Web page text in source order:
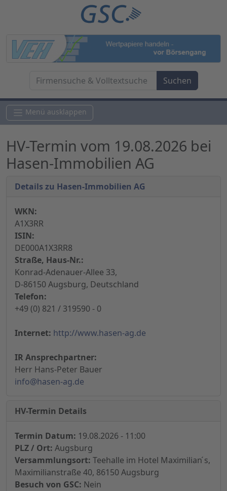
Menü ausklappen
HV-Termin vom 19.08.2026 bei
Hasen-Immobilien AG
Details zu Hasen-Immobilien AG
WKN:
A1X3RR
ISIN:
DE000A1X3RR8
Straße, Haus-Nr.:
Konrad-Adenauer-Allee 33,
D-86150 Augsburg, Deutschland
Telefon:
+49 (0) 821 / 319590 - 0
Internet: http://www.hasen-ag.de
IR Ansprechpartner:
Herr Hans-Peter Bauer
info@hasen-ag.de
HV-Termin Details
Termin Datum: 19.08.2026 - 11:00
PLZ / Ort: Augsburg
Versammlungsort: Teehalle im Hotel Maximilian ́s,
Maximilianstraße 40, 86150 Augsburg
Besuch von GSC: Nein